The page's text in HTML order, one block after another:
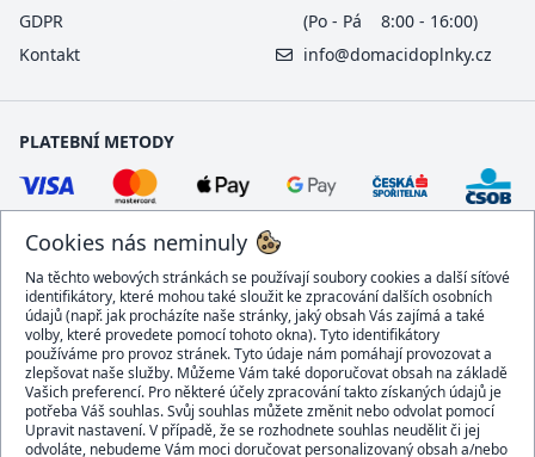
Cookies nás neminuly
Na těchto webových stránkách se používají soubory cookies a další síťové
identifikátory, které mohou také sloužit ke zpracování dalších osobních
údajů (např. jak procházíte naše stránky, jaký obsah Vás zajímá a také
volby, které provedete pomocí tohoto okna). Tyto identifikátory
používáme pro provoz stránek. Tyto údaje nám pomáhají provozovat a
zlepšovat naše služby. Můžeme Vám také doporučovat obsah na základě
Vašich preferencí. Pro některé účely zpracování takto získaných údajů je
potřeba Váš souhlas. Svůj souhlas můžete změnit nebo odvolat pomocí
Upravit nastavení. V případě, že se rozhodnete souhlas neudělit či jej
odvoláte, nebudeme Vám moci doručovat personalizovaný obsah a/nebo
GDPR
Kontakt
(Po - Pá 8:00 - 16:00)
info@domacidoplnky.cz
PLATEBNÍ METODY
DOPRAVCI